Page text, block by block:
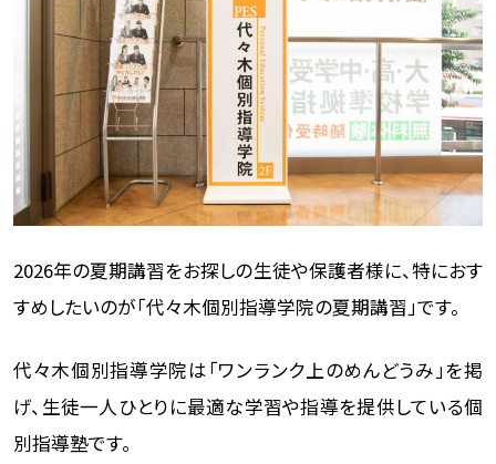
2026年の夏期講習をお探しの生徒や保護者様に、特におす
すめしたいのが「代々木個別指導学院の夏期講習」です。
代々木個別指導学院は「ワンランク上のめんどうみ」を掲
げ、生徒一人ひとりに最適な学習や指導を提供している個
別指導塾です。